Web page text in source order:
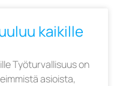
kaikille
Työturvallisuus on
asioista,